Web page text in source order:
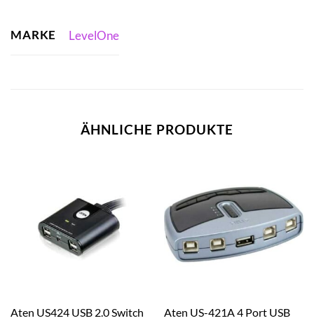
MARKE LevelOne
ÄHNLICHE PRODUKTE
Aten US424 USB 2.0 Switch
Aten US-421A 4 Port USB